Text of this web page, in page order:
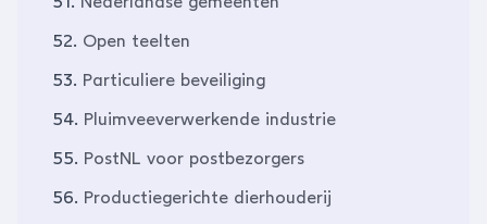
52. Open teelten
53. Particuliere beveiliging
54. Pluimveeverwerkende industrie
55. PostNL voor postbezorgers
56. Productiegerichte dierhouderij